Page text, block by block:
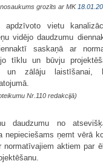
grozīts ar MK
apdzīvoto vietu
vidējo daudzumu
saskaņā ar
tīklu un būvju
un zālāju laistīšanai,
Nr.110 redakcijā)
daudzumu no
nepieciešams ņemt vērā
normatīvajiem aktiem par